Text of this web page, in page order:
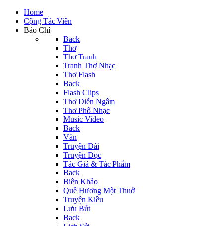
Home
Cộng Tác Viên
Báo Chí
Back
Thơ
Thơ Tranh
Tranh Thơ Nhạc
Thơ Flash
Back
Flash Clips
Thơ Diễn Ngâm
Thơ Phổ Nhạc
Music Video
Back
Văn
Truyện Dài
Truyện Đọc
Tác Giả & Tác Phẩm
Back
Biên Khảo
Quê Hương Một Thuở
Truyện Kiều
Lưu Bút
Back